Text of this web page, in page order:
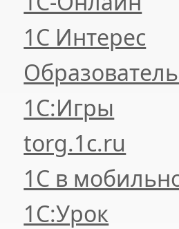
1С Интерес
1С:Игры
torg.1c.ru
1С в
1С:Урок